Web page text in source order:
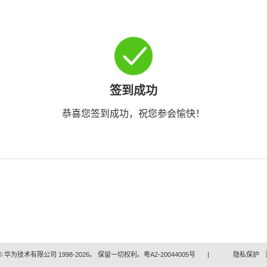
签到成功
恭喜您签到成功，祝您参会愉快！
华为技术有限公司 1998-2026。 保留一切权利。粤A2-20044005号 | 隐私保护